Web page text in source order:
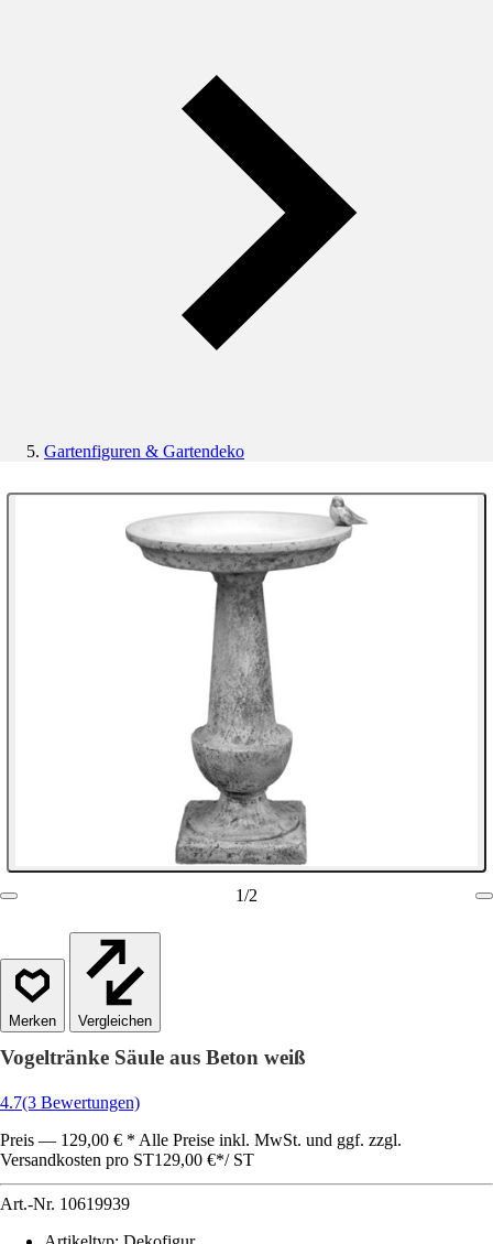
Gartenfiguren & Gartendeko
1/2
Vergleichen
Vogeltränke Säule aus Beton weiß
4.7(3 Bewertungen)
Preis — 129,00 € * Alle Preise inkl. MwSt. und ggf. zzgl.
Versandkosten pro ST129,00 €*/ ST
Art.-Nr. 10619939